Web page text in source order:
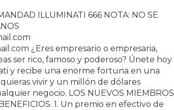
ILLUMINATI 666 NOTA: NO SE
¿Eres empresario o empresaria,
ser rico, famoso y poderoso? Únete hoy
y recibe una enorme fortuna en una
vivir y un millón de dólares
negocio. LOS NUEVOS MIEMBROS
1. Un premio en efectivo de